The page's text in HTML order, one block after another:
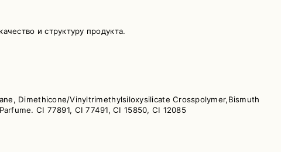
и структуру продукта.
Dimethicone/Vinyltrimethylsiloxysilicate Crosspolymer,Bismuth
CI 77891, CI 77491, CI 15850, CI 12085